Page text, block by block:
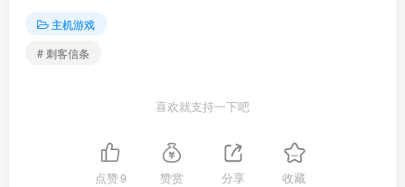
主机游戏
# 刺客信条
喜欢就支持一下吧
点赞9 赞赏 分享 收藏